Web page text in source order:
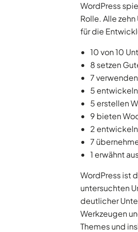
WordPress
Rolle. Alle
für die
10 von 10
8 setzen
7
5
5 erstellen
9 bieten
2
7
1 erwähnt
WordPress ist
untersuchten
deutlicher
Werkzeugen
Themes und